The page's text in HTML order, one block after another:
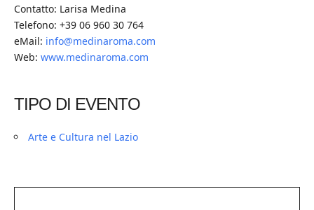
Contatto: Larisa Medina
Telefono: +39 06 960 30 764
eMail: info@medinaroma.com
Web: www.medinaroma.com
TIPO DI EVENTO
Arte e Cultura nel Lazio